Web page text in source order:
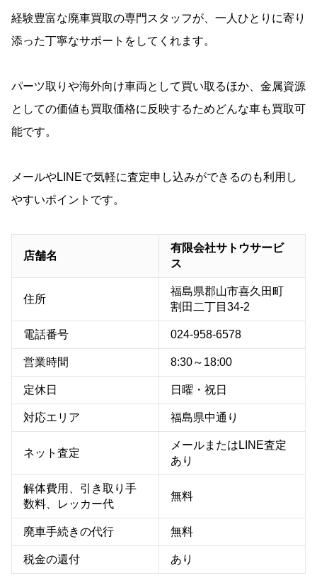
経験豊富な廃車買取の専門スタッフが、一人ひとりに寄り
添った丁寧なサポートをしてくれます。
パーツ取りや海外向け車両として買い取るほか、金属資源
としての価値も買取価格に反映するためどんな車も買取可
能です。
メールやLINEで気軽に査定申し込みができるのも利用し
やすいポイントです。
店舗名
有限会社サトウサービ
ス
住所
福島県郡山市喜久田町
割田二丁目34-2
電話番号 024-958-6578
営業時間 8:30～18:00
定休日 日曜・祝日
対応エリア 福島県中通り
ネット査定
メールまたはLINE査定
あり
解体費用、引き取り手
数料、レッカー代
無料
廃車手続きの代行 無料
税金の還付 あり